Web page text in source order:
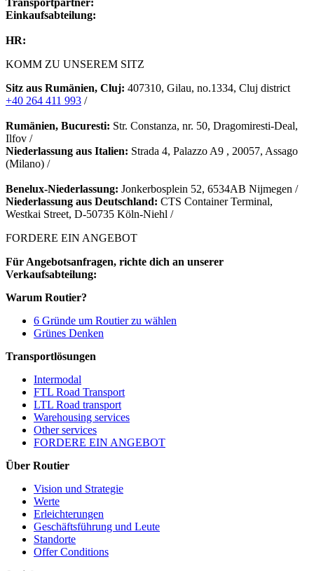
Transportpartner:
Einkaufsabteilung:
HR:
KOMM ZU UNSEREM SITZ
Sitz aus Rumänien, Cluj: 407310, Gilau, no.1334, Cluj district
+40 264 411 993 /
Rumänien, Bucuresti: Str. Constanza, nr. 50, Dragomiresti-Deal,
Ilfov /
Niederlassung aus Italien: Strada 4, Palazzo A9 , 20057, Assago
(Milano) /
Benelux-Niederlassung: Jonkerbosplein 52, 6534AB Nijmegen /
Niederlassung aus Deutschland: CTS Container Terminal,
Westkai Street, D-50735 Köln-Niehl /
FORDERE EIN ANGEBOT
Für Angebotsanfragen, richte dich an unserer
Verkaufsabteilung:
Warum Routier?
6 Gründe um Routier zu wählen
Grünes Denken
Transportlösungen
Intermodal
FTL Road Transport
LTL Road transport
Warehousing services
Other services
FORDERE EIN ANGEBOT
Über Routier
Vision und Strategie
Werte
Erleichterungen
Geschäftsführung und Leute
Standorte
Offer Conditions